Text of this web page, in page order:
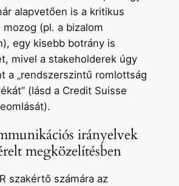
alapvetően is a kritikus
(pl. a bizalom
egy kisebb botrány is
mivel a stakeholderek úgy
a „rendszerszintű romlottság
(lásd a Credit Suisse
irányelvek
megközelítésben
szakértő számára az